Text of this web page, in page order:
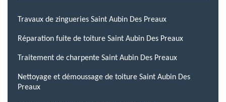
Travaux de zingueries Saint Aubin Des Preaux
Réparation fuite de toiture Saint Aubin Des Preaux
Traitement de charpente Saint Aubin Des Preaux
Nettoyage et démoussage de toiture Saint Aubin Des
Preaux